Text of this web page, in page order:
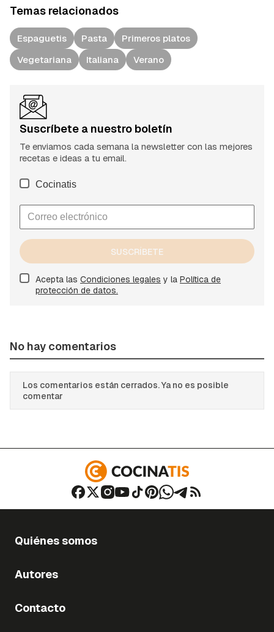
Temas relacionados
Espaguetis Pasta
Primeros platos
Vegetariana
Italiana Verano
Suscríbete a nuestro boletín
Te enviamos cada semana la newsletter con las mejores
recetas e ideas a tu email.
Cocinatis
SUSCRÍBETE
Acepta las Condiciones legales y la Política de
protección de datos.
No hay comentarios
Los comentarios están cerrados. Ya no es posible
comentar
Quiénes somos
Autores
Contacto